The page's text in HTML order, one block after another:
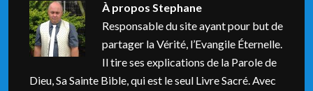
À proposStephane
Responsable du site ayant pour but de
partager la Vérité, l’Evangile Éternelle.
Il tire ses explications de la Parole de
Dieu, Sa Sainte Bible, qui est le seul Livre Sacré. Avec